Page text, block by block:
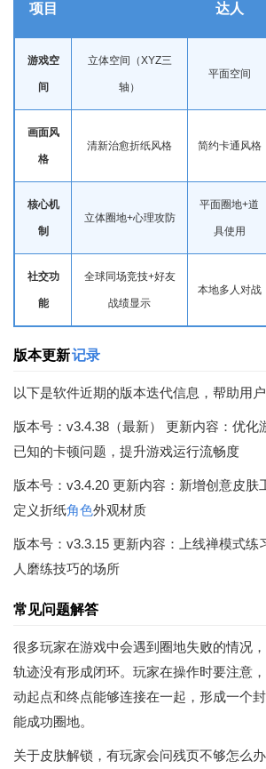
项目 达人
游戏空
间
立体空间（XYZ三
轴）
平面空间
画面风
格
清新治愈折纸风格 简约卡通风格
核心机
制
立体圈地+心理攻防
平面圈地+道
具使用
社交功
能
全球同场竞技+好友
战绩显示
本地多人对战
版本更新记录
以下是软件近期的版本迭代信息，帮助用户
版本号：v3.4.38（最新） 更新内容：优化
已知的卡顿问题，提升游戏运行流畅度
版本号：v3.4.20 更新内容：新增创意皮肤
定义折纸角色外观材质
版本号：v3.3.15 更新内容：上线禅模式练
人磨练技巧的场所
常见问题解答
很多玩家在游戏中会遇到圈地失败的情况
轨迹没有形成闭环。玩家在操作时要注意
动起点和终点能够连接在一起，形成一个
能成功圈地。
关于皮肤解锁，有玩家会问残页不够怎么